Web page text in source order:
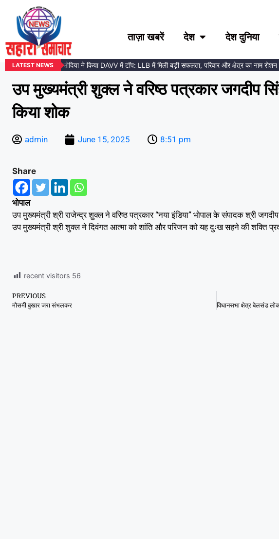
ताज़ा खबरें देश देश दुनिया
LATEST NEWS
के मोहित सिंह सिसोदिया ने किया DAVV में टॉप: LLB में मिली बड़ी सफलता, परिवार और क्षेत्र का नाम रोशन किया
उप मुख्यमंत्री शुक्ल ने वरिष्ठ पत्रकार जगदीप
किया शोक
admin June 15, 2025 8:51 pm
Share
भोपाल
उप मुख्यमंत्री श्री राजेन्द्र शुक्ल ने वरिष्ठ पत्रकार “नया इंडिया” भोपाल के संपादक श्री
उप मुख्यमंत्री श्री शुक्ल ने दिवंगत आत्मा को शांति और परिजन को यह दुःख सहने की शक्ति
recent visitors 56
PREVIOUS
मौसमी बुखार जरा संभलकर